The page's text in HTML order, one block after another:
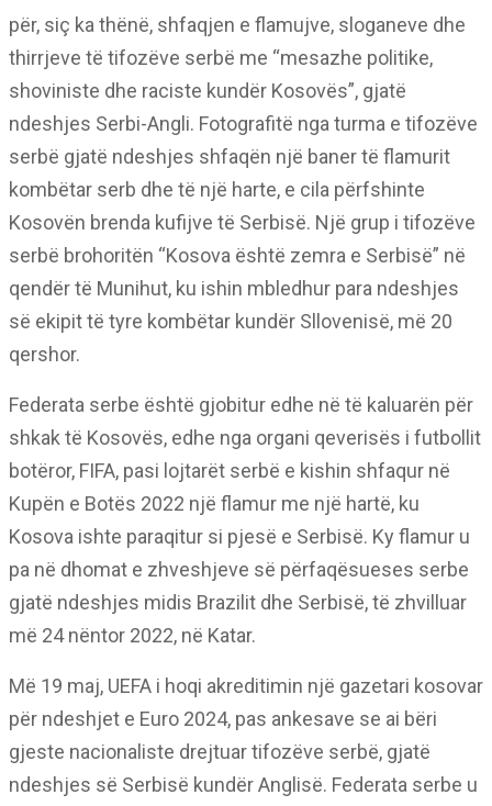
për, siç ka thënë, shfaqjen e flamujve, sloganeve dhe
thirrjeve të tifozëve serbë me “mesazhe politike,
shoviniste dhe raciste kundër Kosovës”, gjatë
ndeshjes Serbi-Angli. Fotografitë nga turma e tifozëve
serbë gjatë ndeshjes shfaqën një baner të flamurit
kombëtar serb dhe të një harte, e cila përfshinte
Kosovën brenda kufijve të Serbisë. Një grup i tifozëve
serbë brohoritën “Kosova është zemra e Serbisë” në
qendër të Munihut, ku ishin mbledhur para ndeshjes
së ekipit të tyre kombëtar kundër Sllovenisë, më 20
qershor.
Federata serbe është gjobitur edhe në të kaluarën për
shkak të Kosovës, edhe nga organi qeverisës i futbollit
botëror, FIFA, pasi lojtarët serbë e kishin shfaqur në
Kupën e Botës 2022 një flamur me një hartë, ku
Kosova ishte paraqitur si pjesë e Serbisë. Ky flamur u
pa në dhomat e zhveshjeve së përfaqësueses serbe
gjatë ndeshjes midis Brazilit dhe Serbisë, të zhvilluar
më 24 nëntor 2022, në Katar.
Më 19 maj, UEFA i hoqi akreditimin një gazetari kosovar
për ndeshjet e Euro 2024, pas ankesave se ai bëri
gjeste nacionaliste drejtuar tifozëve serbë, gjatë
ndeshjes së Serbisë kundër Anglisë. Federata serbe u